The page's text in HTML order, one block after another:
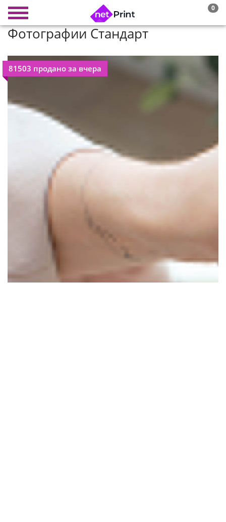
0
Фотографии Стандарт
81503 продано за вчера